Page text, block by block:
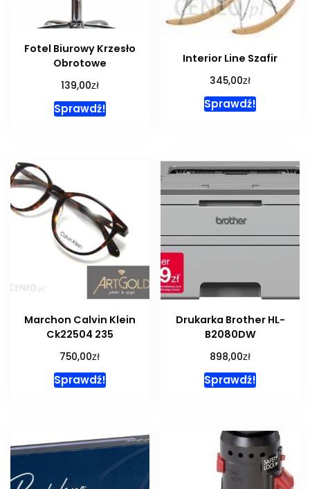
Fotel Biurowy Krzesło
Obrotowe
139,00zł
Sprawdź!
Interior Line Szafir
345,00zł
Sprawdź!
Marchon Calvin Klein
Ck22504 235
750,00zł
Sprawdź!
Drukarka Brother HL-
B2080DW
898,00zł
Sprawdź!